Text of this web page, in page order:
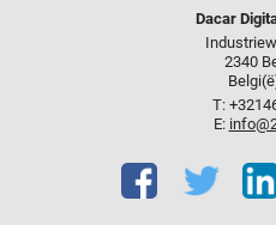
Dacar
2340
T:
E: